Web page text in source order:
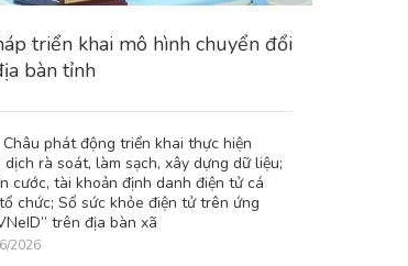
triển khai mô hình chuyển đổi
bàn tỉnh
phát động triển khai thực hiện
dịch rà soát, làm sạch, xây dựng dữ liệu;
cước, tài khoản định danh điện tử cá
chức; Sổ sức khỏe điện tử trên ứng
trên địa bàn xã
2026